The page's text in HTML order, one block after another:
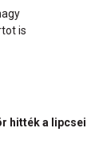
is
hitték a lipcsei